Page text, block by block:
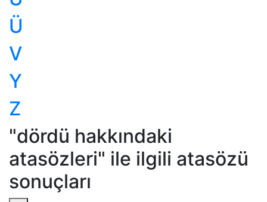
Ü
V
Y
Z
"dördü hakkındaki
atasözleri" ile ilgili atasözü
sonuçları